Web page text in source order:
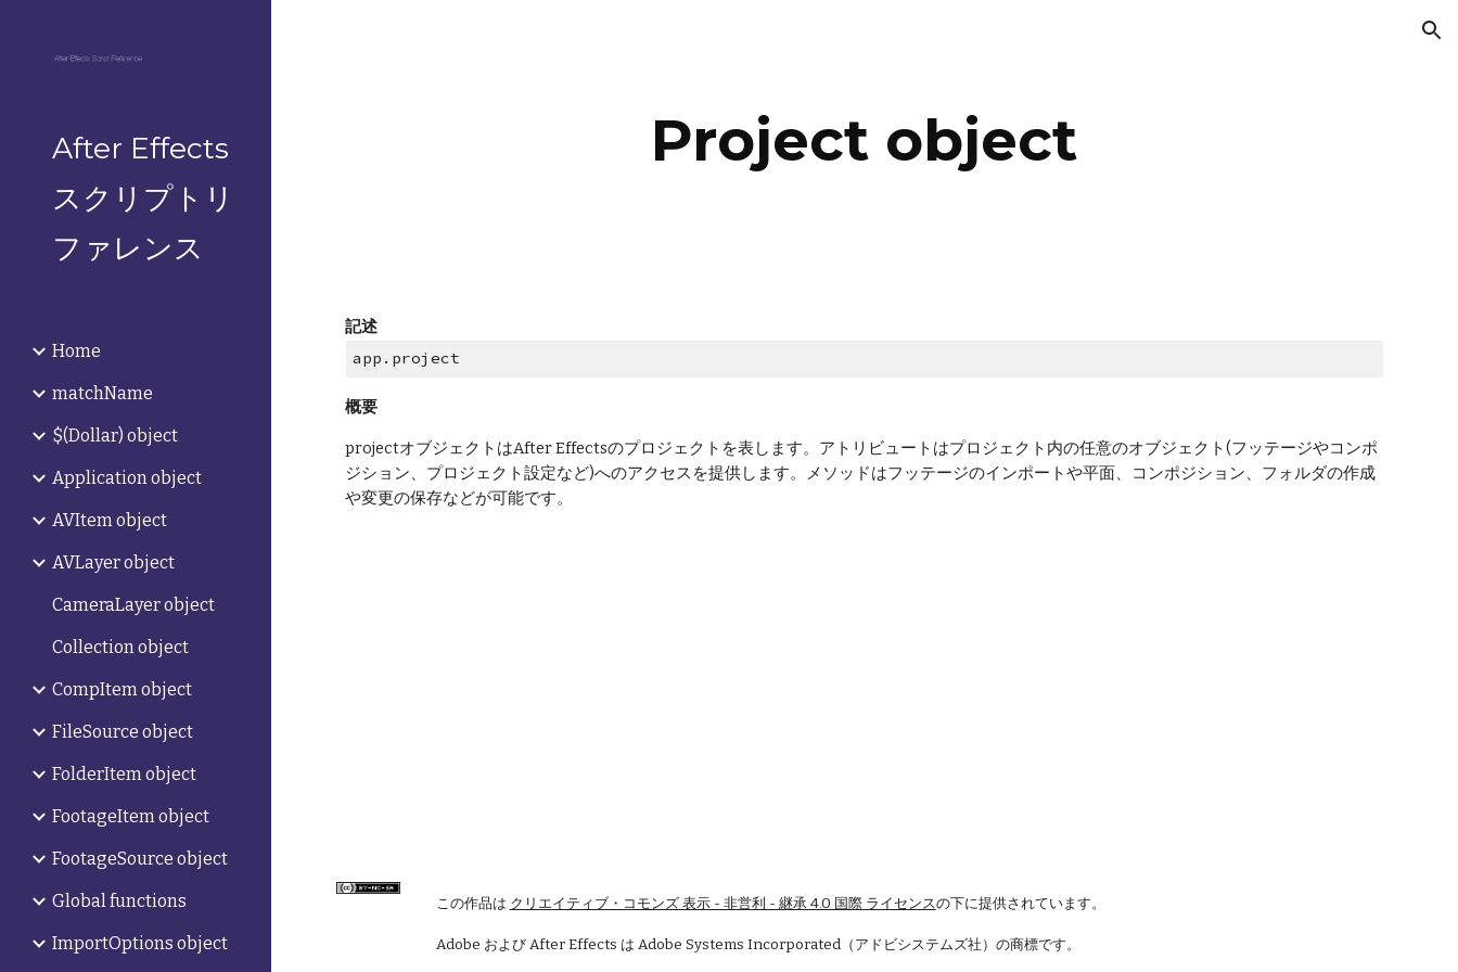
After Effects
スクリプトリ
ファレンス
Home
matchName
$(Dollar) object
Application object
AVItem object
AVLayer object
CameraLayer object
Collection object
CompItem object
FileSource object
FolderItem object
FootageItem object
FootageSource object
Global functions
ImportOptions object
Project object
記述
app.project
概要
projectオブジェクトはAfter Effectsのプロジェクトを表します。アトリビュートはプロジェクト内の任意のオブジェクト(フッテージやコンポ
ジション、プロジェクト設定など)へのアクセスを提供します。メソッドはフッテージのインポートや平面、コンポジション、フォルダの作成
や変更の保存などが可能です。
この作品は クリエイティブ・コモンズ 表示 - 非営利 - 継承 4.0 国際 ライセンスの下に提供されています。
Adobe および After Effects は Adobe Systems Incorporated（アドビシステムズ社）の商標です。